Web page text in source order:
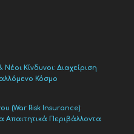
Κίνδυνοι: Διαχείριση
Κόσμο
(War Risk Insurance):
Απαιτητικά Περιβάλλοντα